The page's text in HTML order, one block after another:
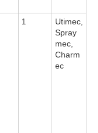
1
Utimec,
Spray
mec,
Charm
ec